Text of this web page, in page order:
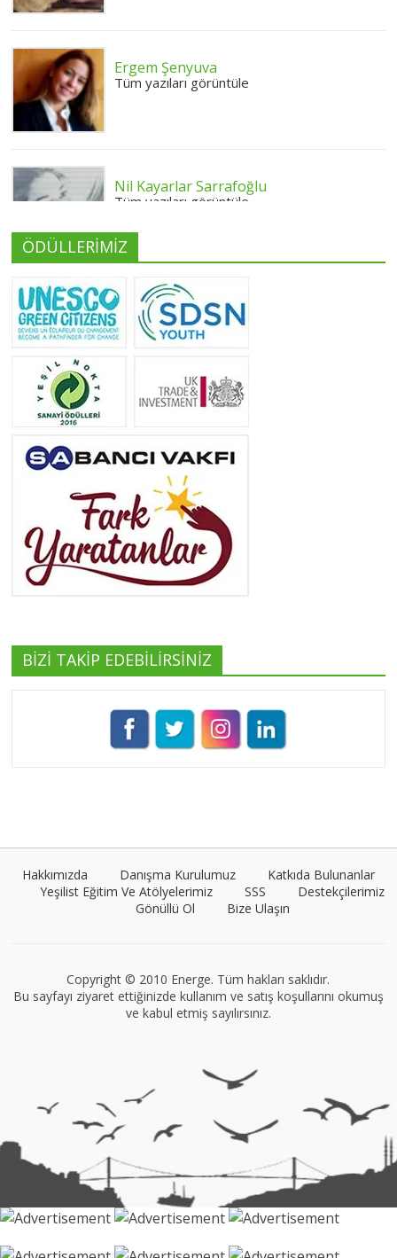
Ergem Şenyuva
Tüm yazıları görüntüle
Nil Kayarlar Sarrafoğlu
Tüm yazıları görüntüle
Yeliz Yılmaz
Tüm yazıları görüntüle
Yeşilist
Tüm yazıları görüntüle
Tüm yazıları görüntüle
Naz Kural
Tüm yazıları görüntüle
ÖDÜLLERİMİZ
BİZİ TAKİP EDEBİLİRSİNİZ
Hakkımızda Danışma Kurulumuz
Katkıda Bulunanlar
Yeşilist Eğitim Ve Atölyelerimiz
SSS
Destekçilerimiz
Gönüllü Ol
Bize Ulaşın
Copyright © 2010 Energe. Tüm hakları saklıdır.
Bu sayfayı ziyaret ettiğinizde kullanım ve satış koşullarını okumuş
ve kabul etmiş sayılırsınız.